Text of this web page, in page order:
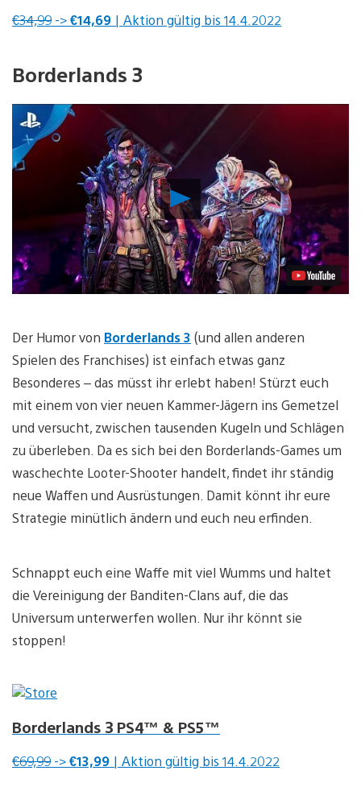
€34,99 ->€14,69 | Aktion gültig bis 14.4.2022
Borderlands 3
Video
abspielen
Der Humor von Borderlands 3 (und allen anderen
Spielen des Franchises) ist einfach etwas ganz
Besonderes – das müsst ihr erlebt haben! Stürzt euch
mit einem von vier neuen Kammer-Jägern ins Gemetzel
und versucht, zwischen tausenden Kugeln und Schlägen
zu überleben. Da es sich bei den Borderlands-Games um
waschechte Looter-Shooter handelt, findet ihr ständig
neue Waffen und Ausrüstungen. Damit könnt ihr eure
Strategie minütlich ändern und euch neu erfinden.
Schnappt euch eine Waffe mit viel Wumms und haltet
die Vereinigung der Banditen-Clans auf, die das
Universum unterwerfen wollen. Nur ihr könnt sie
stoppen!
Borderlands 3 PS4™ & PS5™
€69,99 ->€13,99 | Aktion gültig bis 14.4.2022